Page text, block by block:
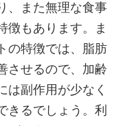
、また無理な食事
徴もあります。ま
の特徴では、脂肪
させるので、加齢
は副作用が少なく
きるでしょう。利